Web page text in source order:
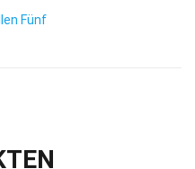
Fünf